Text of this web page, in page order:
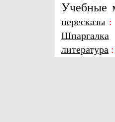
Учебные
пересказы :
Шпаргалка
литература :